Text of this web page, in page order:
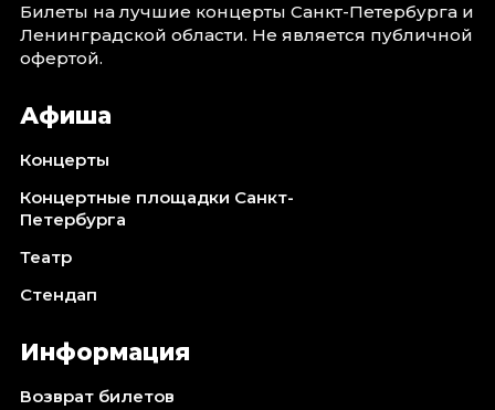
Билеты на лучшие концерты Санкт-Петербурга и
Ленинградской области. Не является публичной
офертой.
Афиша
Концерты
Концертные площадки Санкт-
Петербурга
Театр
Стендап
Информация
Возврат билетов